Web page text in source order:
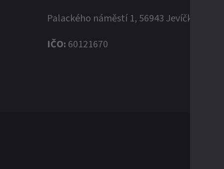
Palackého náměstí 1, 56943 Jevíčko
IČO: 60121670